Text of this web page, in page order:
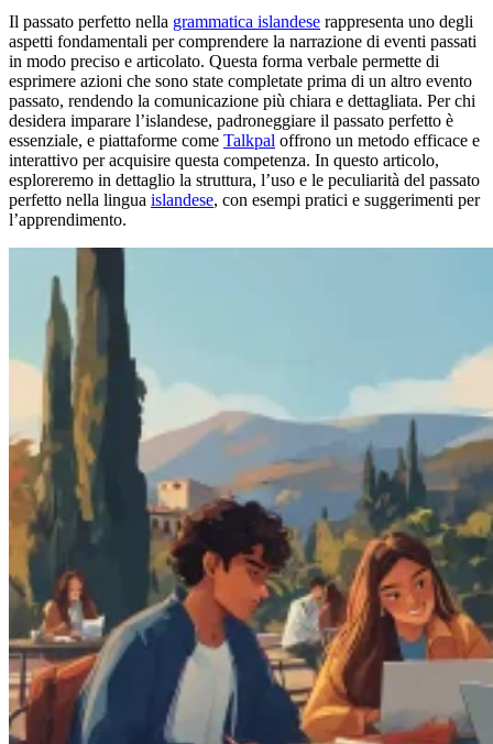
Il passato perfetto nella grammatica islandese rappresenta uno degli
aspetti fondamentali per comprendere la narrazione di eventi passati
in modo preciso e articolato. Questa forma verbale permette di
esprimere azioni che sono state completate prima di un altro evento
passato, rendendo la comunicazione più chiara e dettagliata. Per chi
desidera imparare l’islandese, padroneggiare il passato perfetto è
essenziale, e piattaforme come Talkpal offrono un metodo efficace e
interattivo per acquisire questa competenza. In questo articolo,
esploreremo in dettaglio la struttura, l’uso e le peculiarità del passato
perfetto nella lingua islandese, con esempi pratici e suggerimenti per
l’apprendimento.